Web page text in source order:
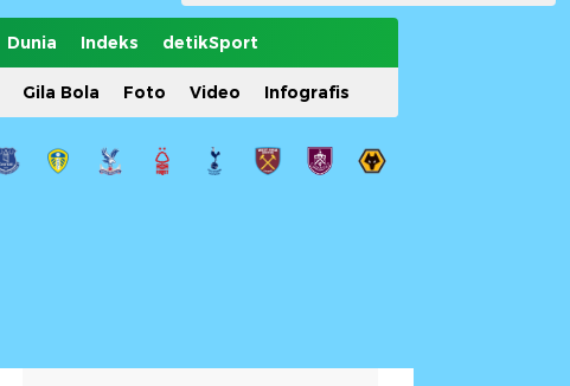
Dunia Indeks detikSport
Gila Bola Foto Video Infografis